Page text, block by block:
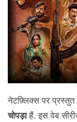
नेटफ़्लिक्स पर प्रस्तुत
चोपड़ाहैं. इस वेब